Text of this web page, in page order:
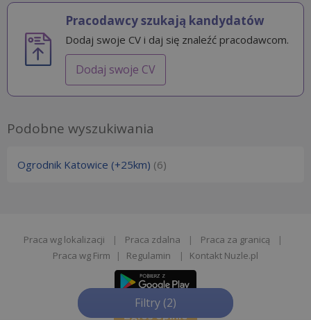
Filtry (2)
Pracodawcy szukają kandydatów
Dodaj swoje CV i daj się znaleźć pracodawcom.
Dodaj swoje CV
Podobne wyszukiwania
Ogrodnik Katowice (+25km) (6)
Praca wg lokalizacji | Praca zdalna | Praca za granicą
|
Praca wg Firm
| Regulamin | Kontakt Nuzle.pl
Zgłoś opinie